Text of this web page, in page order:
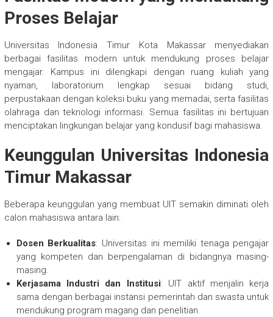
Proses Belajar
Universitas Indonesia Timur Kota Makassar menyediakan
berbagai fasilitas modern untuk mendukung proses belajar
mengajar. Kampus ini dilengkapi dengan ruang kuliah yang
nyaman, laboratorium lengkap sesuai bidang studi,
perpustakaan dengan koleksi buku yang memadai, serta fasilitas
olahraga dan teknologi informasi. Semua fasilitas ini bertujuan
menciptakan lingkungan belajar yang kondusif bagi mahasiswa.
Keunggulan Universitas Indonesia
Timur Makassar
Beberapa keunggulan yang membuat UIT semakin diminati oleh
calon mahasiswa antara lain:
Dosen Berkualitas: Universitas ini memiliki tenaga pengajar
yang kompeten dan berpengalaman di bidangnya masing-
masing.
Kerjasama Industri dan Institusi: UIT aktif menjalin kerja
sama dengan berbagai instansi pemerintah dan swasta untuk
mendukung program magang dan penelitian.